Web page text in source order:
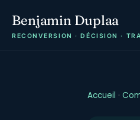
Benjamin Duplaa
RECONVERSION · DÉCISION ·
Accueil ·